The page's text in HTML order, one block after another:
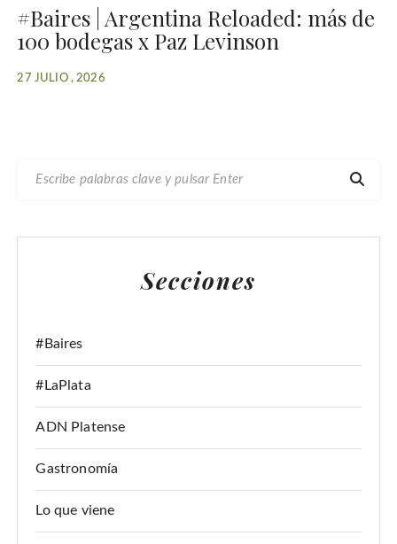
#Baires | Argentina Reloaded: más de
100 bodegas x Paz Levinson
27 JULIO , 2026
C
Secciones
#Baires
#LaPlata
ADN Platense
Gastronomía
Lo que viene